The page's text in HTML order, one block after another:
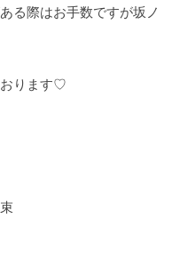
る際はお手数ですが坂ノ
おります♡